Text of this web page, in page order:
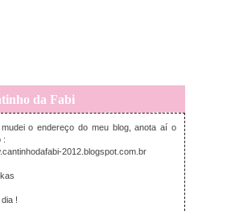
da Fabi
quinta-feira, janeiro 05, 2012
o endereço do meu blog, anota aí o
:
2012.blogspot.com.br
!